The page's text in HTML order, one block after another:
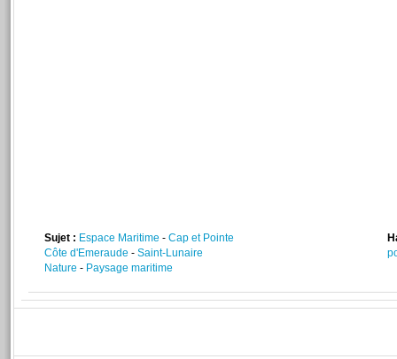
Sujet : Espace Maritime - Cap et Pointe
Côte d'Emeraude - Saint-Lunaire
Nature - Paysage maritime